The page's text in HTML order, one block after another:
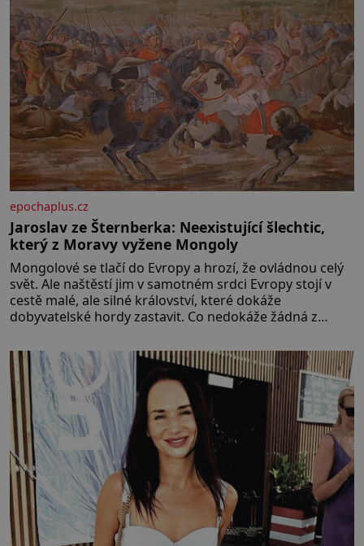
epochaplus.cz
Jaroslav ze Šternberka: Neexistující šlechtic,
který z Moravy vyžene Mongoly
Mongolové se tlačí do Evropy a hrozí, že ovládnou celý
svět. Ale naštěstí jim v samotném srdci Evropy stojí v
cestě malé, ale silné království, které dokáže
dobyvatelské hordy zastavit. Co nedokáže žádná z
král. Nebo že by ne? Mongolové od roku 1223 postupují
podél Kaspického a Azovského moře,